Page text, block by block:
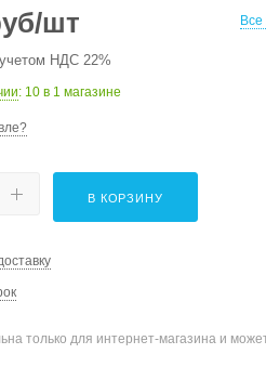
/шт
НДС 22%
: 10 в 1 магазине
В КОРЗИНУ
Все
только для интернет-магазина и